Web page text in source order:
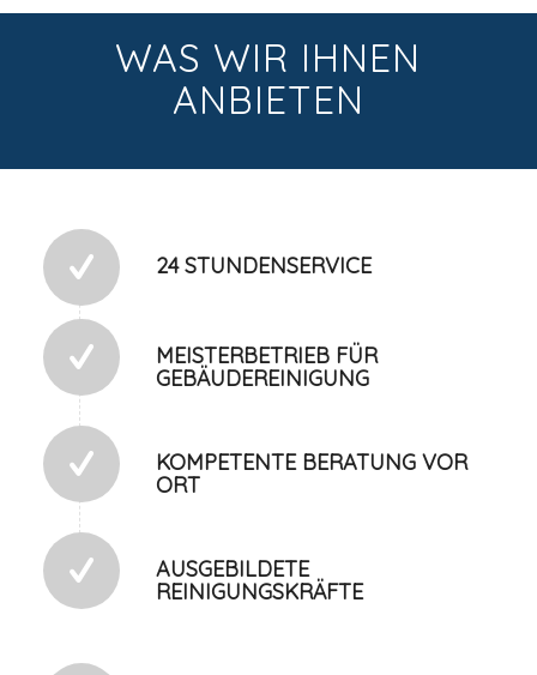
WAS WIR IHNEN
ANBIETEN
24 STUNDENSERVICE
MEISTERBETRIEB FÜR
GEBÄUDEREINIGUNG
KOMPETENTE BERATUNG VOR
ORT
AUSGEBILDETE
REINIGUNGSKRÄFTE